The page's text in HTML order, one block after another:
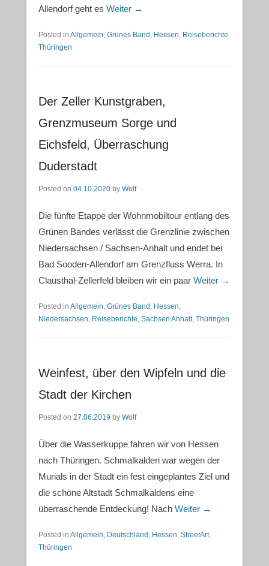
Allendorf geht es Weiter →
Posted in Allgemein, Grünes Band , Hessen, Reiseberichte,
Thüringen
Der Zeller Kunstgraben,
Grenzmuseum Sorge und
Eichsfeld, Überraschung
Duderstadt
Posted on 04.10.2020 by Wolf
Die fünfte Etappe der Wohnmobiltour entlang des
Grünen Bandes verlässt die Grenzlinie zwischen
Niedersachsen / Sachsen-Anhalt und endet bei
Bad Sooden-Allendorf am Grenzfluss Werra. In
Clausthal-Zellerfeld bleiben wir ein paar Weiter →
Posted in Allgemein, Grünes Band , Hessen,
Niedersachsen, Reiseberichte, Sachsen Anhalt, Thüringen
Weinfest, über den Wipfeln und die
Stadt der Kirchen
Posted on 27.06.2019 by Wolf
Über die Wasserkuppe fahren wir von Hessen
nach Thüringen. Schmalkalden war wegen der
Murials in der Stadt ein fest eingeplantes Ziel und
die schöne Altstadt Schmalkaldens eine
überraschende Entdeckung! Nach Weiter →
Posted in Allgemein, Deutschland , Hessen, StreetArt,
Thüringen